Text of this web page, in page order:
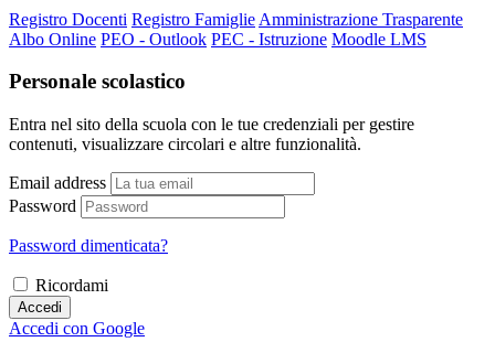
Registro Docenti Registro Famiglie Amministrazione Trasparente
Albo Online PEO - Outlook PEC - Istruzione Moodle LMS
Personale scolastico
Entra nel sito della scuola con le tue credenziali per gestire
contenuti, visualizzare circolari e altre funzionalità.
Email address
Password
Password dimenticata?
Ricordami
Accedi
Accedi con Google